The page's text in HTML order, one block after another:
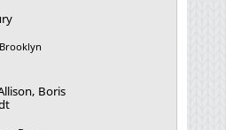
Boris